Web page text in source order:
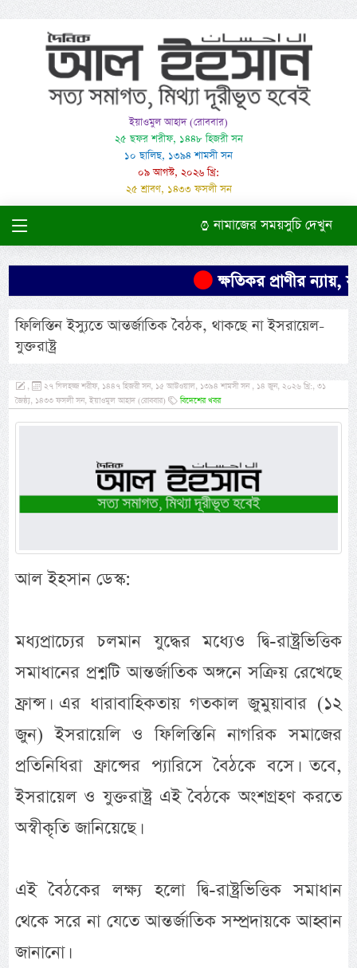
ইয়াওমুল আহাদ (রোববার)
২৫ ছফর শরীফ, ১৪৪৮ হিজরী সন
১০ ছালিছ, ১৩৯৪ শামসী সন
০৯ আগস্ট, ২০২৬ খ্রি:
২৫ শ্রাবণ, ১৪৩৩ ফসলী সন
নামাজের সময়সুচি দেখুন
ক্ষতিকর প্রাণীর ন্যায়,
ফিলিস্তিন ইস্যুতে আন্তর্জাতিক বৈঠক, থাকছে না ইসরায়েল-
যুক্তরাষ্ট্র
,
২৭ যিলহজ্জ শরীফ, ১৪৪৭ হিজরী সন, ১৫ আউওয়াল, ১৩৯৪ শামসী সন , ১৪ জুন, ২০২৬ খ্রি:, ৩১
জৈষ্ঠ্য, ১৪৩৩ ফসলী সন, ইয়াওমুল আহাদ (রোববার)
বিদেশের খবর
আল ইহসান ডেস্ক:
মধ্যপ্রাচ্যের চলমান যুদ্ধের মধ্যেও দ্বি-রাষ্ট্রভিত্তিক
সমাধানের প্রশ্নটি আন্তর্জাতিক অঙ্গনে সক্রিয় রেখেছে
ফ্রান্স। এর ধারাবাহিকতায় গতকাল জুমুয়াবার (১২
জুন) ইসরায়েলি ও ফিলিস্তিনি নাগরিক সমাজের
প্রতিনিধিরা ফ্রান্সের প্যারিসে বৈঠকে বসে। তবে,
ইসরায়েল ও যুক্তরাষ্ট্র এই বৈঠকে অংশগ্রহণ করতে
অস্বীকৃতি জানিয়েছে।
এই বৈঠকের লক্ষ্য হলো দ্বি-রাষ্ট্রভিত্তিক সমাধান
থেকে সরে না যেতে আন্তর্জাতিক সম্প্রদায়কে আহ্বান
জানানো।